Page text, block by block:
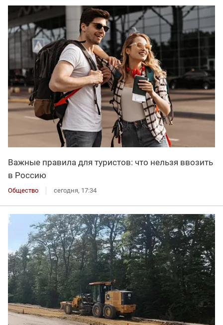
Важные правила для туристов: что нельзя ввозить
в Россию
Общество сегодня, 17:34